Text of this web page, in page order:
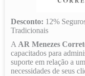
Desconto: 12%
Tradicionais
A AR Menezes
capacitados para
suporte em relação a
necessidades de seus